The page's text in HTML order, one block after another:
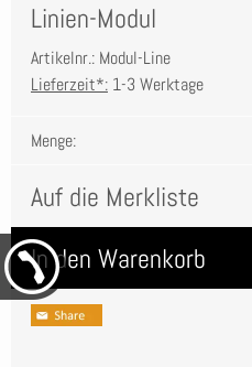
Linien-Modul
Artikelnr.: Modul-Line
Lieferzeit*: 1-3 Werktage
Menge:
Auf die Merkliste
In den Warenkorb